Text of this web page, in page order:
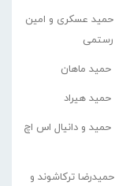
حمید عسکری و امین
رستمی
حمید ماهان
حمید هیراد
حمید و دانیال اس اچ
حمیدرضا ترکاشوند و